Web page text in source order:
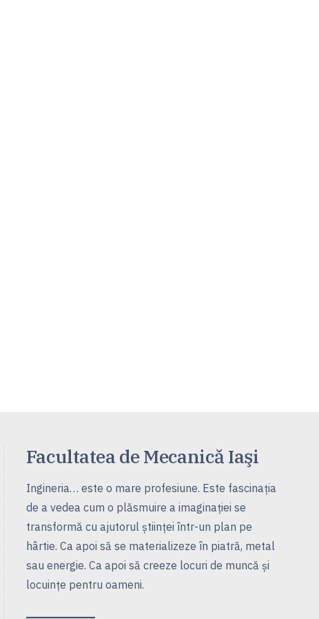
Facultatea de Mecanică Iaşi
Ingineria… este o mare profesiune. Este fascinaţia
de a vedea cum o plăsmuire a imaginaţiei se
transformă cu ajutorul ştiinţei într-un plan pe
hârtie. Ca apoi să se materializeze în piatră, metal
sau energie. Ca apoi să creeze locuri de muncă şi
locuinţe pentru oameni.